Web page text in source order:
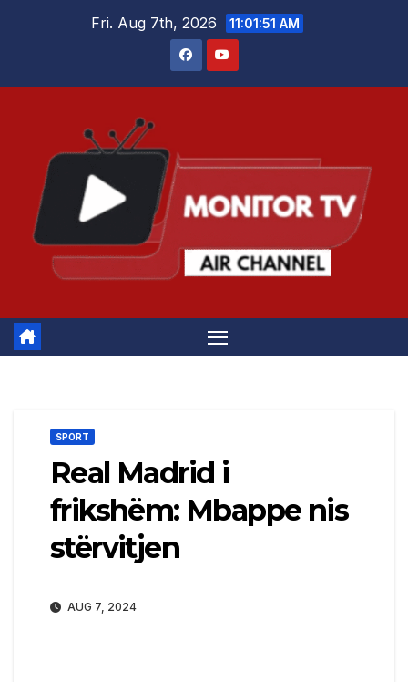
Fri. Aug 7th, 2026 11:01:51 AM
SPORT
Real Madrid i
frikshëm: Mbappe nis
stërvitjen
AUG 7, 2024